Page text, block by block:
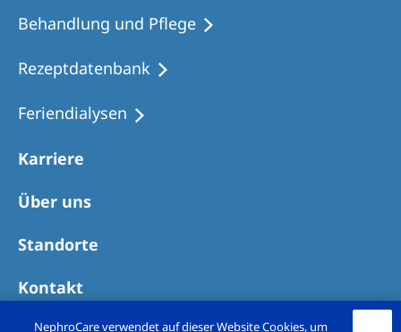
Serbia
Slovenia
Spain
Sweden
Asia Pacific
Behandlung und Pflege
Rezeptdatenbank
Feriendialysen
Karriere
Über uns
Standorte
Kontakt
NephroCare verwendet auf dieser Website Cookies, um